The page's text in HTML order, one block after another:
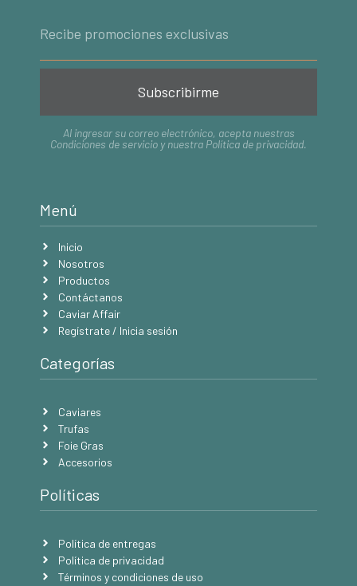
Subscribirme
Al ingresar su correo electrónico, acepta nuestras
Condiciones de servicio y nuestra Política de privacidad.
Menú
Inicio
Nosotros
Productos
Contáctanos
Caviar Affair
Regístrate / Inicia sesión
Categorías
Caviares
Trufas
Foie Gras
Accesorios
Políticas
Política de entregas
Política de privacidad
Términos y condiciones de uso